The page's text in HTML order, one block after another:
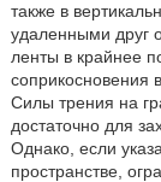
также в
удаленными друг
ленты в крайнее
соприкосновения
Силы трения на
достаточно для
Однако, если
пространстве,